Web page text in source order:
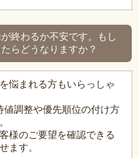
終わるか不安です。もし
らどうなりますか？
悩まれる方もいらっしゃ
調整や優先順位の付け方
様のご要望を確認できる
ます。